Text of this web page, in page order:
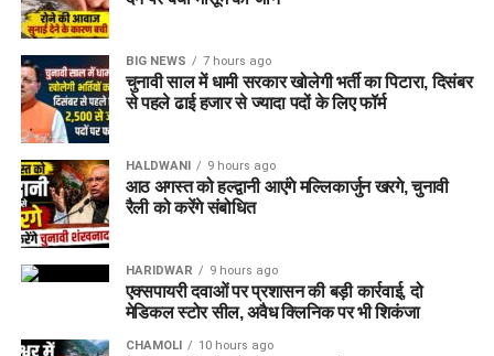
BIG NEWS 7 hours ago
चुनावी साल में धामी सरकार खोलेगी भर्ती का पिटारा, दिसंबर
से पहले ढाई हजार से ज्यादा पदों के लिए फॉर्म
HALDWANI 9 hours ago
आठ अगस्त को हल्द्वानी आएंगे मल्लिकार्जुन खरगे, चुनावी
रैली को करेंगे संबोधित
HARIDWAR 9 hours ago
एक्सपायरी दवाओं पर प्रशासन की बड़ी कार्रवाई, दो
मेडिकल स्टोर सील, अवैध क्लिनिक पर भी शिकंजा
CHAMOLI 10 hours ago